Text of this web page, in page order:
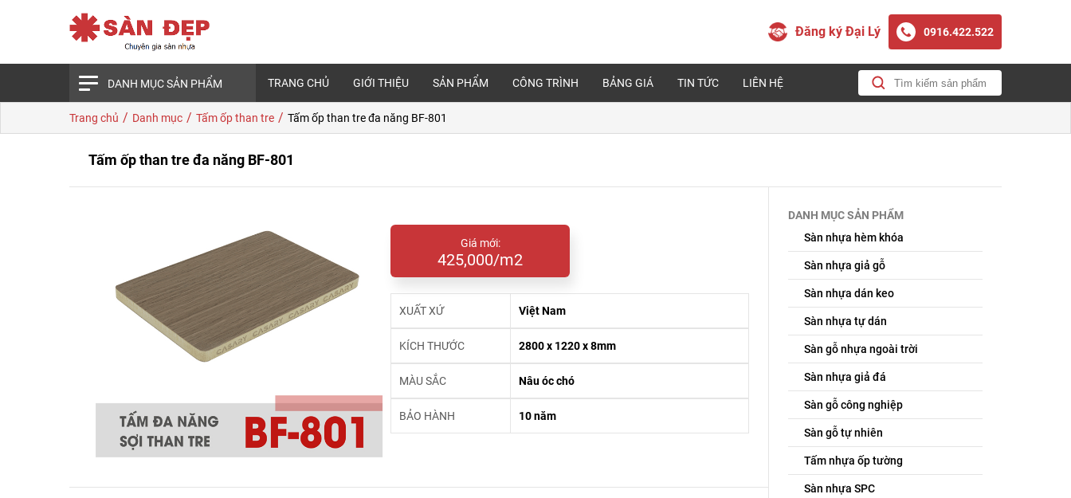
Đăng ký Đại Lý 0916.422.522
DANH MỤC SẢN PHẨM TRANG CHỦ GIỚI THIỆU SẢN PHẨM CÔNG TRÌNH BẢNG GIÁ TIN TỨC LIÊN HỆ
Trang chủ / Danh mục / Tấm ốp than tre / Tấm ốp than tre đa năng BF-801
Tấm ốp than tre đa năng BF-801
Giá mới:
425,000/m2
XUẤT XỨ Việt Nam
KÍCH THƯỚC 2800 x 1220 x 8mm
MÀU SẮC Nâu óc chó
BẢO HÀNH 10 năm
DANH MỤC SẢN PHẨM
Sàn nhựa hèm khóa
Sàn nhựa giả gỗ
Sàn nhựa dán keo
Sàn nhựa tự dán
Sàn gỗ nhựa ngoài trời
Sàn nhựa giả đá
Sàn gỗ công nghiệp
Sàn gỗ tự nhiên
Tấm nhựa ốp tường
Sàn nhựa SPC